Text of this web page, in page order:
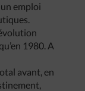
emploi
1980. A
avant, en